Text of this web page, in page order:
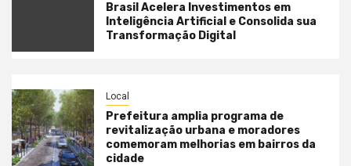
Brasil Acelera Investimentos em
Inteligência Artificial e Consolida sua
Transformação Digital
Local
Prefeitura amplia programa de
revitalização urbana e moradores
comemoram melhorias em bairros da
cidade